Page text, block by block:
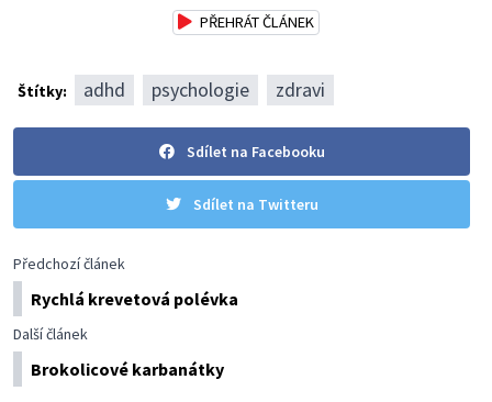
PŘEHRÁT ČLÁNEK
Štítky: adhd psychologie zdravi
Sdílet na Facebooku
Sdílet na Twitteru
Předchozí článek
Rychlá krevetová polévka
Další článek
Brokolicové karbanátky